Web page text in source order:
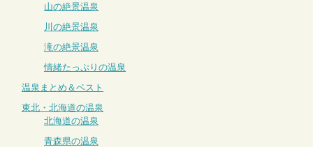
山の絶景温泉
川の絶景温泉
滝の絶景温泉
情緒たっぷりの温泉
温泉まとめ＆ベスト
東北・北海道の温泉
北海道の温泉
青森県の温泉